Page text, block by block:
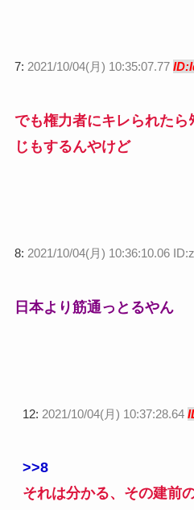
7: 2021/10/04(月) 10:35:07.77
でも権力者にキレられたら
じもするんやけど
8: 2021/10/04(月) 10:36:10.06
日本より筋通っとるやん
12: 2021/10/04(月) 10:37:28.64
>>8
それは分かる、その建前